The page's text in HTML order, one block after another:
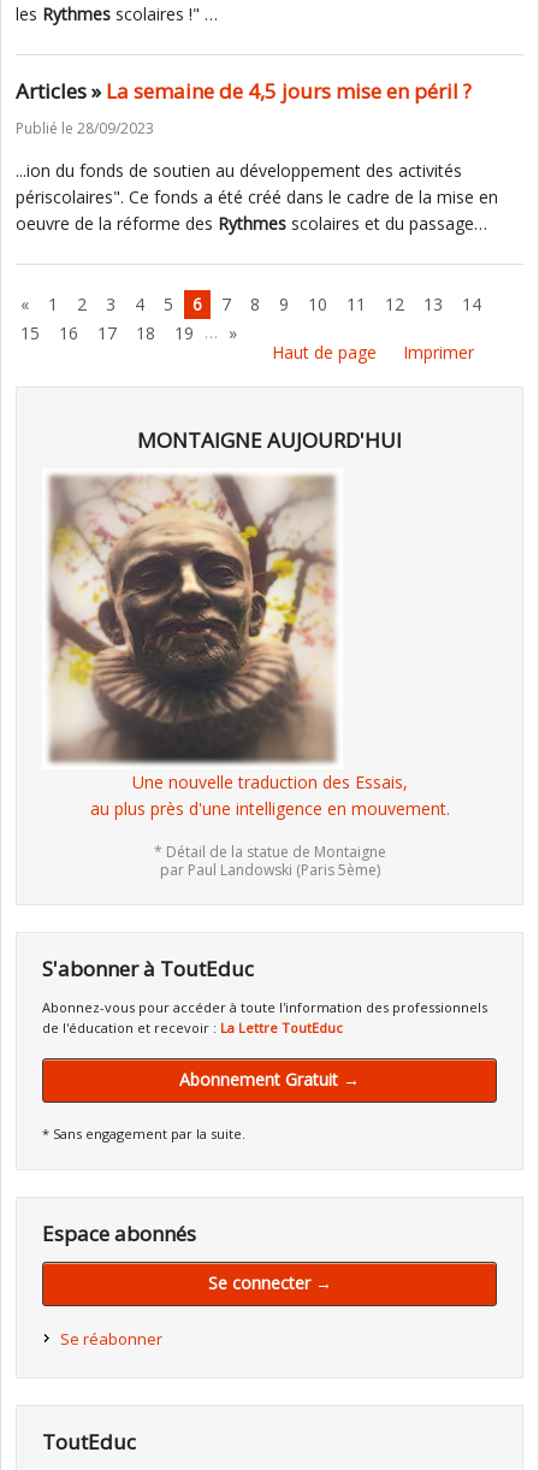
les Rythmes scolaires !" …
Articles »La semaine de 4,5 jours mise en péril ?
Publié le 28/09/2023
...ion du fonds de soutien au développement des activités
périscolaires". Ce fonds a été créé dans le cadre de la mise en
oeuvre de la réforme des Rythmes scolaires et du passage…
« 1 2 3 4 5 6 7 8 9 10 11 12 13
14
15
16 17 18 19 … »
Haut de page
Imprimer
MONTAIGNE AUJOURD'HUI
Une nouvelle traduction des Essais,
au plus près d'une intelligence en mouvement.
* Détail de la statue de Montaigne
par Paul Landowski (Paris 5ème)
S'abonner à ToutEduc
Abonnez-vous pour accéder à toute l'information des professionnels
de l'éducation et recevoir : La Lettre ToutEduc
Abonnement Gratuit →
* Sans engagement par la suite.
Espace abonnés
Se connecter →
Se réabonner
ToutEduc